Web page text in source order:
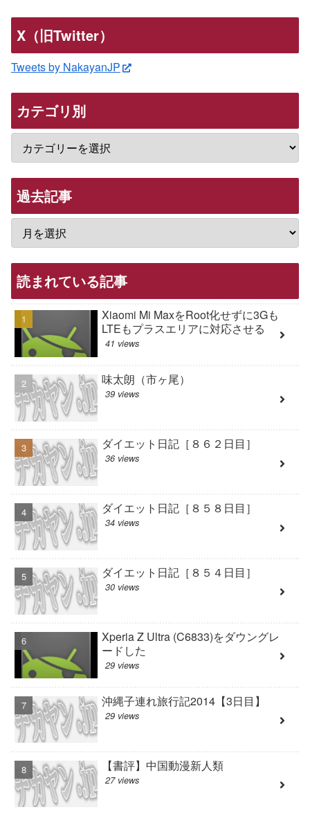
X（旧Twitter）
Tweets by NakayanJP
カテゴリ別
過去記事
読まれている記事
Xiaomi Mi MaxをRoot化せずに3Gも
LTEもプラスエリアに対応させる
41 views
味太朗（市ヶ尾）
39 views
ダイエット日記［８６２日目］
36 views
ダイエット日記［８５８日目］
34 views
ダイエット日記［８５４日目］
30 views
Xperia Z Ultra (C6833)をダウングレ
ードした
29 views
沖縄子連れ旅行記2014【3日目】
29 views
【書評】中国動漫新人類
27 views